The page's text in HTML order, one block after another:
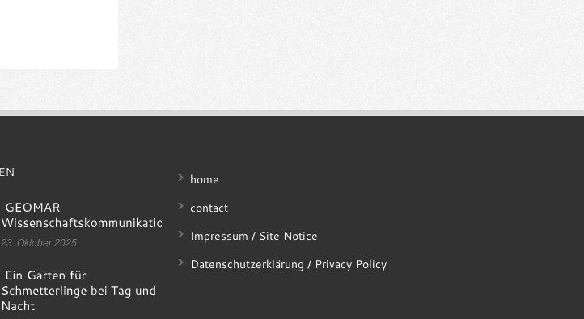
23. Oktober 2025
home
contact
Impressum / Site Notice
Datenschutzerklärung / Privacy Policy